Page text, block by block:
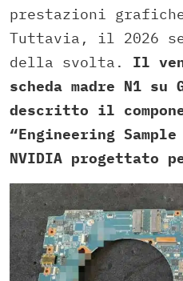
prestazioni grafiche
Tuttavia, il 2026
della svolta. Il
scheda madre N1 su
descritto il
“Engineering
NVIDIA progettato